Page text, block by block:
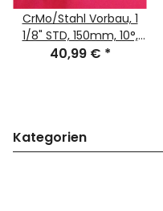
CrMo/Stahl Vorbau, 1
1/8" STD, 150mm, 10°,
28,6mm
40,99 € *
Kategorien